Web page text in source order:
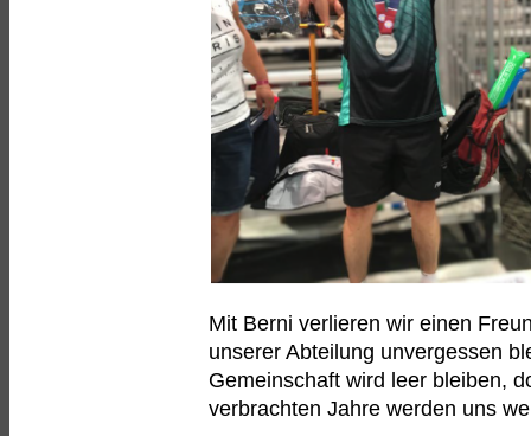
Mit Berni verlieren wir einen
unserer Abteilung unvergessen
Gemeinschaft wird leer bleiben,
verbrachten Jahre werden uns